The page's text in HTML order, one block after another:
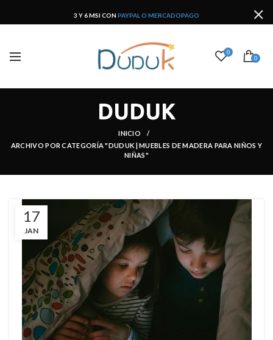
3 Y 6 MSI CON PAYPAL O MERCADOPAGO
0
0
DUDUK
INICIO
ARCHIVO POR CATEGORÍA"DUDUK | MUEBLES DE MADERA PARA NIÑOS Y
NIÑAS"
17
JAN